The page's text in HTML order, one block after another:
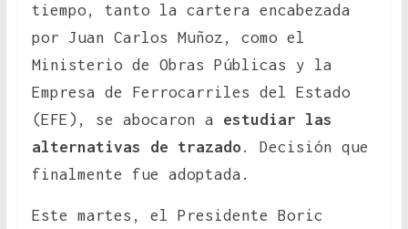
tiempo, tanto la cartera encabezada
por Juan Carlos Muñoz, como el
Ministerio de Obras Públicas y la
Empresa de Ferrocarriles del Estado
(EFE), se abocaron a estudiar las
alternativas de trazado . Decisión que
finalmente fue adoptada.
Este martes, el Presidente Boric